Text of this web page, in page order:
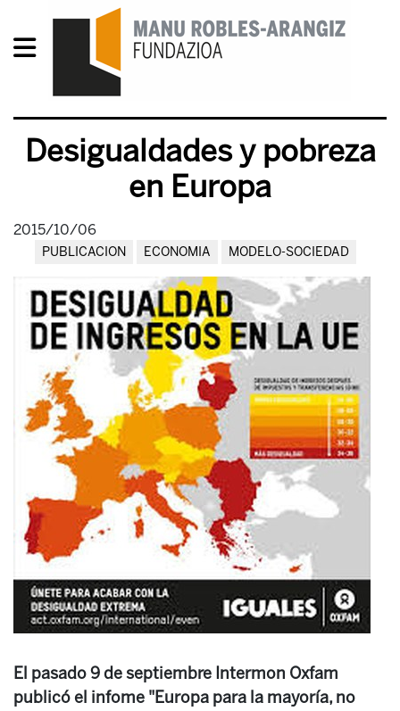
Desigualdades y pobreza
en Europa
2015/10/06
PUBLICACION ECONOMIA MODELO-SOCIEDAD
El pasado 9 de septiembre Intermon Oxfam
publicó el infome "Europa para la mayoría, no